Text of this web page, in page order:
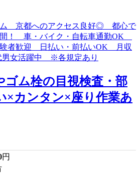
ゴム栓の目視検査・部
×カンタン×座り作業あ
円